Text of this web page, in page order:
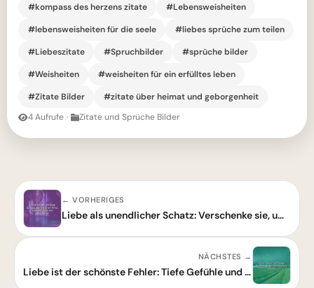
#kompass des herzens zitate
#Lebensweisheiten
#lebensweisheiten für die seele
#liebes sprüche zum teilen
#Liebeszitate
#Spruchbilder
#sprüche bilder
#Weisheiten
#weisheiten für ein erfülltes leben
#Zitate Bilder
#zitate über heimat und geborgenheit
4 Aufrufe · Zitate und Sprüche Bilder
← VORHERIGES
Liebe als unendlicher Schatz: Verschenke sie, um reicher zu werden
NÄCHSTES →
Liebe ist der schönste Fehler: Tiefe Gefühle und wahre Herzensweisheit